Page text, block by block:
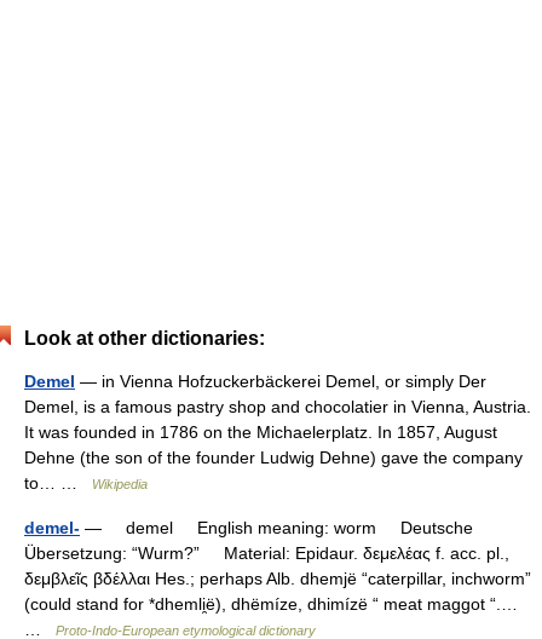
Look at other dictionaries:
Demel — in Vienna Hofzuckerbäckerei Demel, or simply Der
Demel, is a famous pastry shop and chocolatier in Vienna, Austria.
It was founded in 1786 on the Michaelerplatz. In 1857, August
Dehne (the son of the founder Ludwig Dehne) gave the company
to… …
Wikipedia
demel- — demel English meaning: worm Deutsche
Übersetzung: “Wurm?” Material: Epidaur. δεμελέας f. acc. pl.,
δεμβλεῖς βδέλλαι Hes.; perhaps Alb. dhemjë “caterpillar, inchworm”
(could stand for *dhemli̯ë), dhëmíze, dhimízë “ meat maggot “.…
Proto-Indo-European etymological dictionary